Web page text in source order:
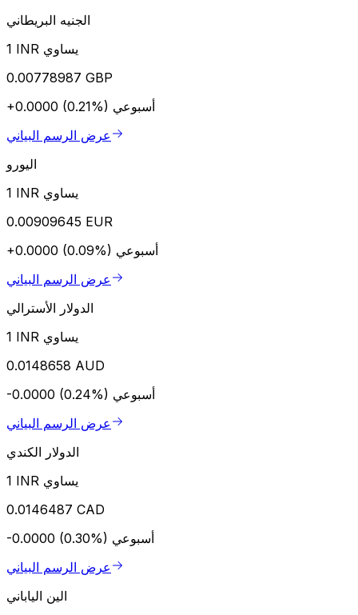
الجنيه البريطاني
1 INR يساوي
0.00778987 GBP
+0.0000 (0.21%) أسبوعي
عرض الرسم البياني
اليورو
1 INR يساوي
0.00909645 EUR
+0.0000 (0.09%) أسبوعي
عرض الرسم البياني
الدولار الأسترالي
1 INR يساوي
0.0148658 AUD
-0.0000 (0.24%) أسبوعي
عرض الرسم البياني
الدولار الكندي
1 INR يساوي
0.0146487 CAD
-0.0000 (0.30%) أسبوعي
عرض الرسم البياني
الين الياباني